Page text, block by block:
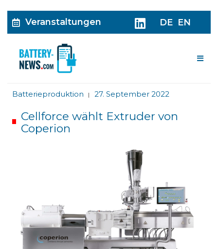
Veranstaltungen DE EN
Batterieproduktion | 27. September 2022
Cellforce wählt Extruder von
Coperion